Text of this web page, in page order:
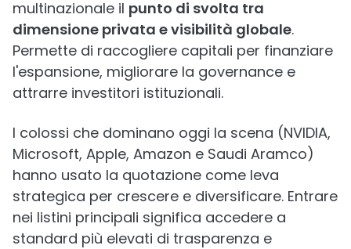
multinazionale il punto di svolta tra
dimensione privata e visibilità globale.
Permette di raccogliere capitali per finanziare
l'espansione, migliorare la governance e
attrarre investitori istituzionali.
I colossi che dominano oggi la scena (NVIDIA,
Microsoft, Apple, Amazon e Saudi Aramco)
hanno usato la quotazione come leva
strategica per crescere e diversificare. Entrare
nei listini principali significa accedere a
standard più elevati di trasparenza e